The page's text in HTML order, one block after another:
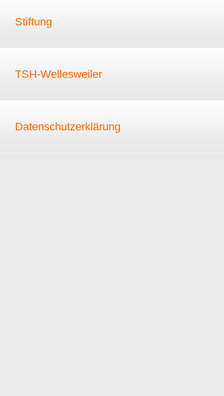
Stiftung
TSH-Wellesweiler
Datenschutzerklärung